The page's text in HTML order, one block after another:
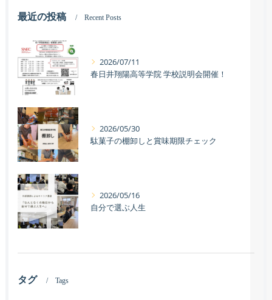
最近の投稿 Recent Posts
2026/07/11
春日井翔陽高等学院 学校説明会開催！
2026/05/30
駄菓子の棚卸しと賞味期限チェック
2026/05/16
自分で選ぶ人生
タグ Tags